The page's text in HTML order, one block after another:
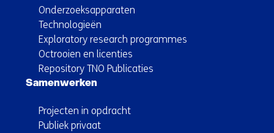
Onderzoeksapparaten
Technologieën
Exploratory research programmes
Octrooien en licenties
Repository TNO Publicaties
Samenwerken
Projecten in opdracht
Publiek privaat